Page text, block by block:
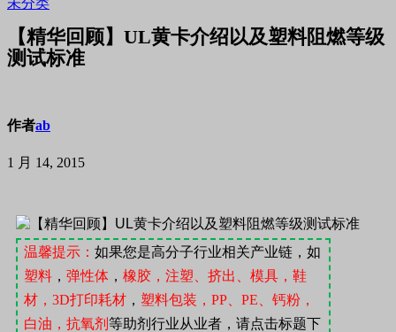
未分类
【精华回顾】UL黄卡介绍以及塑料阻燃等级
测试标准
作者ab
1 月 14, 2015
温馨提示： 如果您是高分子行业相关产业链，如
塑料 ， 弹性体 ， 橡胶，注塑、挤出、模具，鞋
材， 3D打印耗材 ， 塑料包装， PP PE 、钙粉，
白油，抗氧剂 等助剂行业从业者，请点击标题下